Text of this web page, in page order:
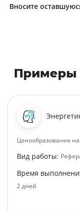
Вносите
Примеры
Ценообразование
Вид работы:
Время
2 дней